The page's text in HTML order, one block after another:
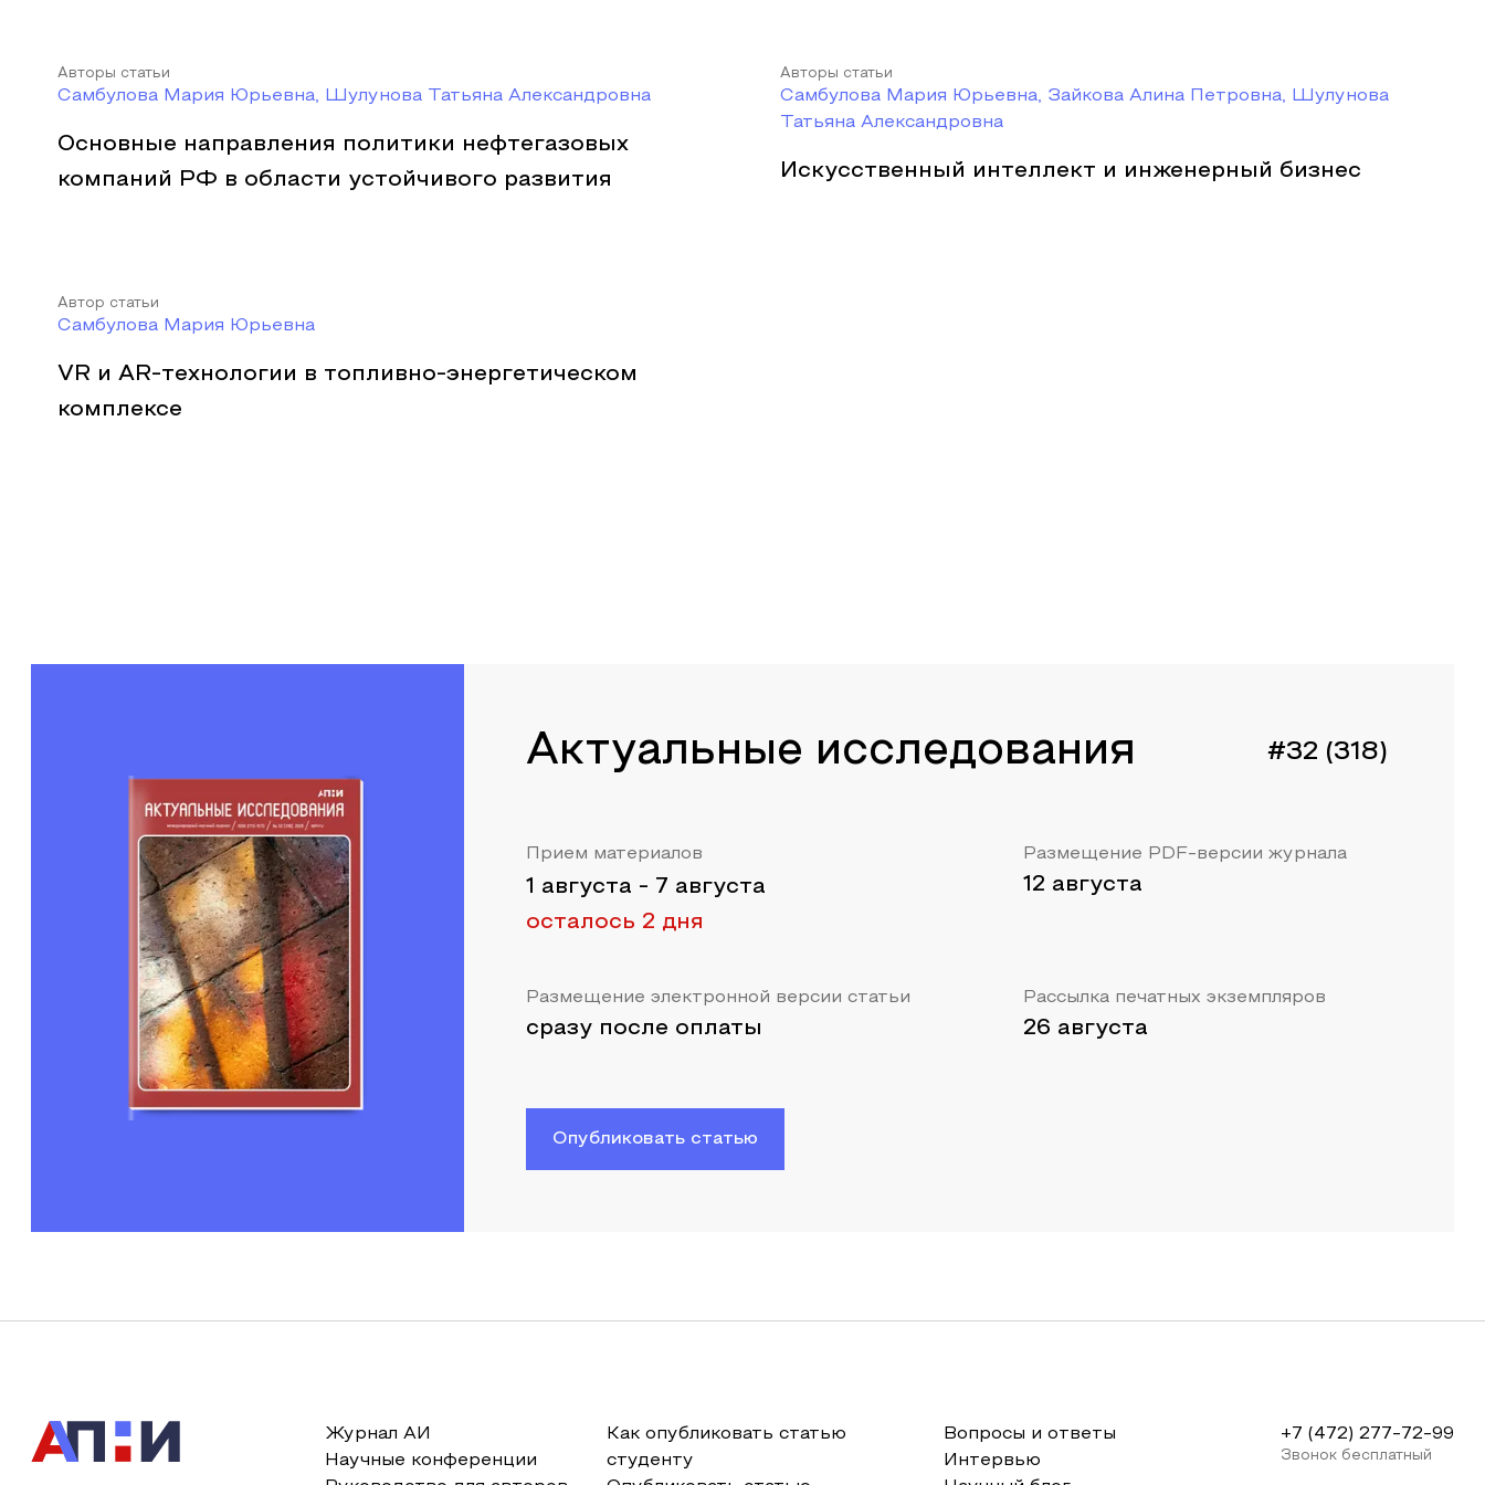
Авторы статьи
Самбулова Мария Юрьевна, Шулунова Татьяна Александровна
Основные направления политики нефтегазовых
компаний РФ в области устойчивого развития
Авторы статьи
Самбулова Мария Юрьевна, Зайкова Алина Петровна, Шулунова
Татьяна Александровна
Искусственный интеллект и инженерный бизнес
Автор статьи
Самбулова Мария Юрьевна
VR и AR-технологии в топливно-энергетическом
комплексе
Актуальные исследования #32 (318)
Прием материалов
1 августа - 7 августа
осталось 2 дня
Размещение PDF-версии журнала
12 августа
Размещение электронной версии статьи
сразу после оплаты
Рассылка печатных экземпляров
26 августа
Опубликовать статью
Журнал АИ
Научные конференции
Как опубликовать статью
студенту
Вопросы и ответы
Интервью
+7 (472) 277-72-99
Звонок бесплатный